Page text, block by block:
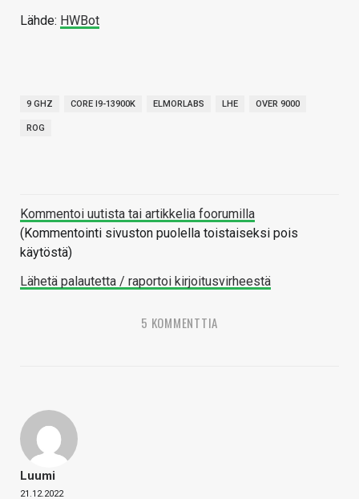
Lähde: HWBot
9 GHZ CORE I9-13900K ELMORLABS LHE OVER 9000
ROG
Kommentoi uutista tai artikkelia foorumilla
(Kommentointi sivuston puolella toistaiseksi pois
käytöstä)
Lähetä palautetta / raportoi kirjoitusvirheestä
5 KOMMENTTIA
Luumi
21.12.2022